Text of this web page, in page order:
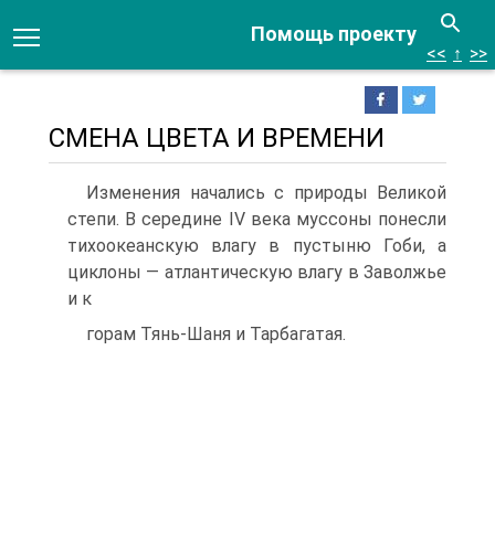
Помощь проекту
<< ↑ >>
СМЕНА ЦВЕТА И ВРЕМЕНИ
Изменения начались с природы Великой
степи. В сере­дине IV века муссоны понесли
тихоокеанскую влагу в пусты­ню Гоби, а
циклоны — атлантическую влагу в Заволжье
и к
горам Тянь-Шаня и Тарбагатая.